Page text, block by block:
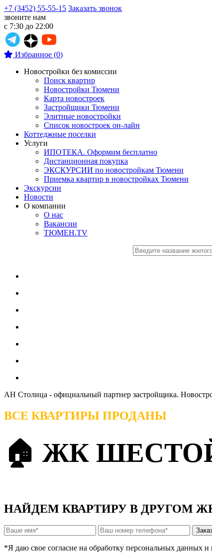
+7 (3452) 55-55-15 Заказать звонок
звоните нам
с 7:30 до 22:00
Избранное (0)
Новостройки без комиссии
Поиск квартир
Новостройки Тюмени
Карта новостроек
Застройщики Тюмени
Элитные новостройки
Список новостроек он-лайн
Коттеджные поселки
Услуги
ИПОТЕКА. Оформим бесплатно
Дистанционная покупка
ЭКСКУРСИИ по новостройкам Тюмени
Приемка квартир в новостройках Тюмени
Экскурсии
Новости
О компании
О нас
Вакансии
ТЮМЕН.TV
АН Столица - официальный партнер застройщика.
ВСЕ КВАРТИРЫ ПРОДАНЫ
🏠 ЖК
НАЙДЕМ КВАРТИРУ В ДРУГОМ
*Я даю свое согласие на обработку персональных данных